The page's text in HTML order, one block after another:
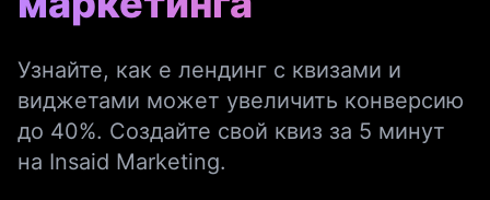
Узнайте, как е лендинг с квизами и
виджетами может увеличить конверсию
до 40%. Создайте свой квиз за 5 минут
на Insaid Marketing.